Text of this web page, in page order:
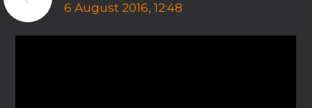
6 August 2016, 12:48